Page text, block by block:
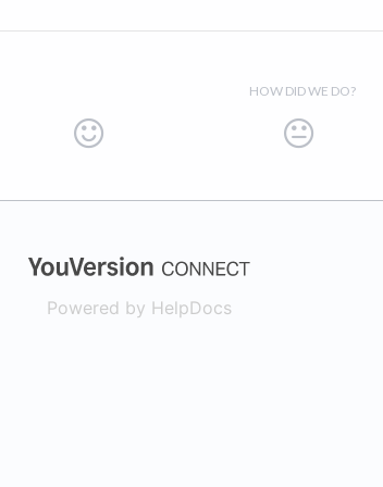
HOW DID WE DO?
(opens in a new
Powered by HelpDocs